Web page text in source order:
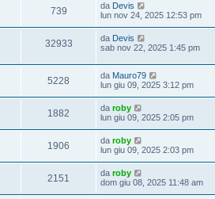
739 da Devis
lun nov 24, 2025 12:53 pm
32933 da Devis
sab nov 22, 2025 1:45 pm
5228 da Mauro79
lun giu 09, 2025 3:12 pm
1882 da roby
lun giu 09, 2025 2:05 pm
1906 da roby
lun giu 09, 2025 2:03 pm
2151 da roby
dom giu 08, 2025 11:48 am